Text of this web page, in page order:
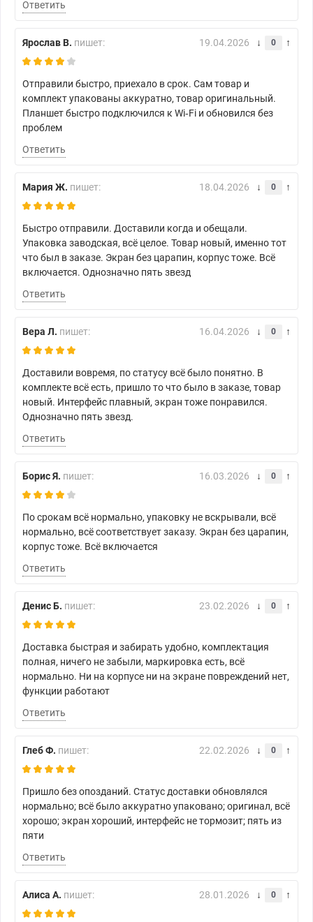
Ответить
Ярослав В. пишет: 19.04.2026 0
Отправили быстро, приехало в срок. Сам товар и
комплект упакованы аккуратно, товар оригинальный.
Планшет быстро подключился к Wi‑Fi и обновился без
проблем
Ответить
Мария Ж. пишет: 18.04.2026 0
Быстро отправили. Доставили когда и обещали.
Упаковка заводская, всё целое. Товар новый, именно тот
что был в заказе. Экран без царапин, корпус тоже. Всё
включается. Однозначно пять звезд
Ответить
Вера Л. пишет: 16.04.2026 0
Доставили вовремя, по статусу всё было понятно. В
комплекте всё есть, пришло то что было в заказе, товар
новый. Интерфейс плавный, экран тоже понравился.
Однозначно пять звезд.
Ответить
Борис Я. пишет: 16.03.2026 0
По срокам всё нормально, упаковку не вскрывали, всё
нормально, всё соответствует заказу. Экран без царапин,
корпус тоже. Всё включается
Ответить
Денис Б. пишет: 23.02.2026 0
Доставка быстрая и забирать удобно, комплектация
полная, ничего не забыли, маркировка есть, всё
нормально. Ни на корпусе ни на экране повреждений нет,
функции работают
Ответить
Глеб Ф. пишет: 22.02.2026 0
Пришло без опозданий. Статус доставки обновлялся
нормально; всё было аккуратно упаковано; оригинал, всё
хорошо; экран хороший, интерфейс не тормозит; пять из
пяти
Ответить
Алиса А. пишет: 28.01.2026 0